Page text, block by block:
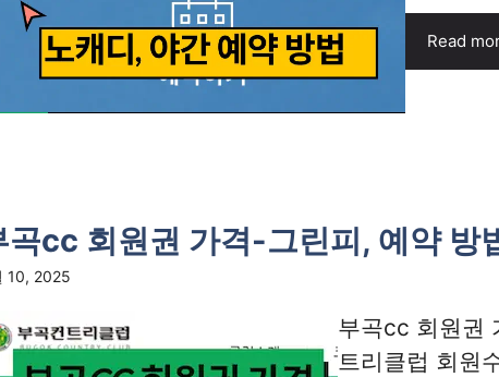
Read
곡cc 회원권 가격-그린피, 예약 방
10, 2025
부곡cc 회원권
트리클럽 회원